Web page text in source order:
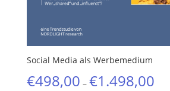
Social Media als Werbemedium
€498,00 – €1.498,00